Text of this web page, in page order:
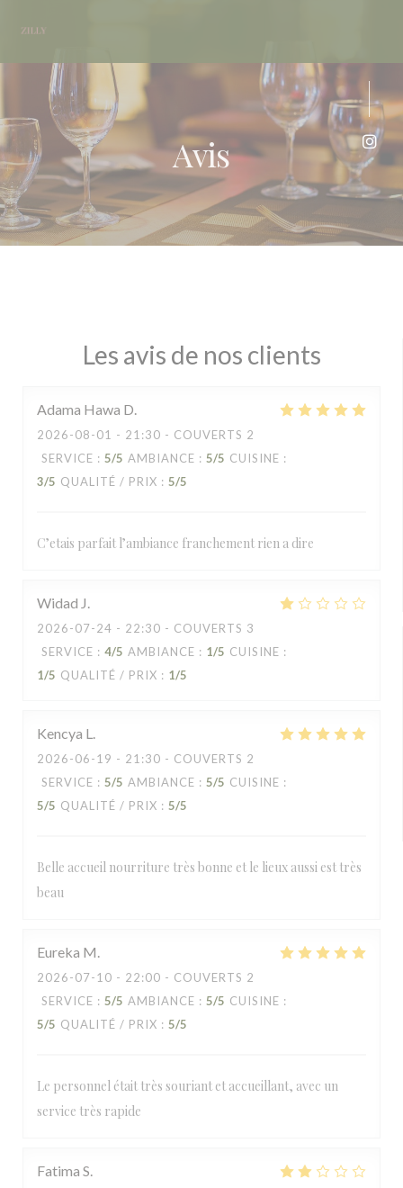
Avis
Les avis de nos clients
Adama Hawa D
2026-08-01 - 21:30 - COUVERTS 2
SERVICE : 5/5 AMBIANCE : 5/5 CUISINE :
3/5 QUALITÉ / PRIX : 5/5
C’etais parfait l’ambiance franchement rien a dire
Widad J
2026-07-24 - 22:30 - COUVERTS 3
SERVICE : 4/5 AMBIANCE : 1/5 CUISINE :
1/5 QUALITÉ / PRIX : 1/5
Kencya L
2026-06-19 - 21:30 - COUVERTS 2
SERVICE : 5/5 AMBIANCE : 5/5 CUISINE :
5/5 QUALITÉ / PRIX : 5/5
Belle accueil nourriture très bonne et le lieux aussi est très
beau
Eureka M
2026-07-10 - 22:00 - COUVERTS 2
SERVICE : 5/5 AMBIANCE : 5/5 CUISINE :
5/5 QUALITÉ / PRIX : 5/5
Le personnel était très souriant et accueillant, avec un
service très rapide
Fatima S